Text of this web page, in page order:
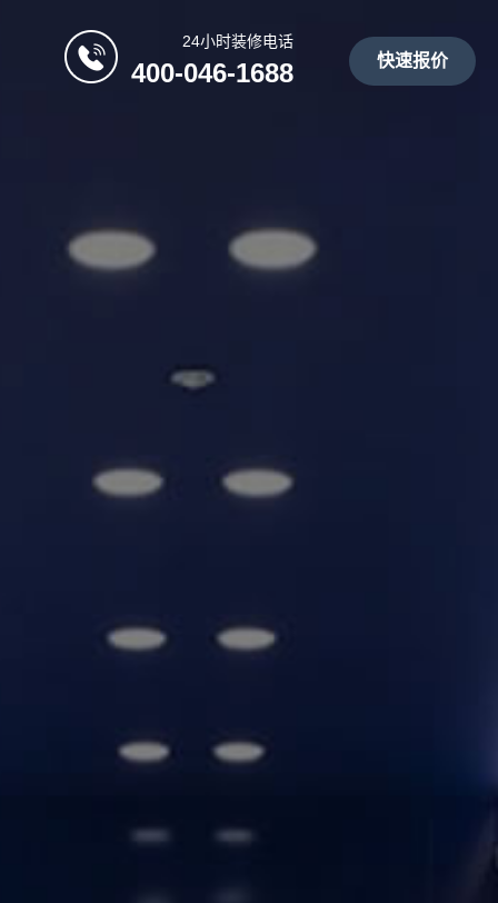
24小时装修电话
400-046-1688 快速报价